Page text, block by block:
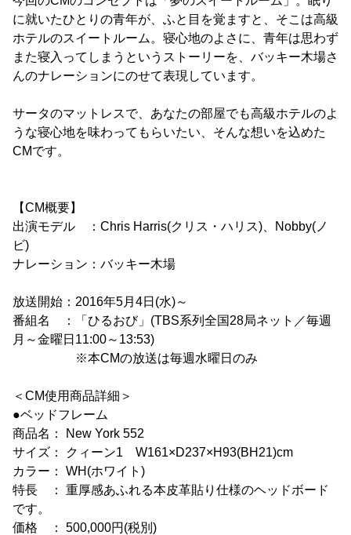
に就いたひとりの青年が、ふと目を覚ますと、そこは高級
ホテルのスイートルーム。寝心地のよさに、青年は思わず
また寝入ってしまうというストーリーを、バッキー木場さ
んのナレーションにのせて表現しています。
サータのマットレスで、あなたの部屋でも高級ホテルのよ
うな寝心地を味わってもらいたい、そんな想いを込めた
CMです。
【CM概要】
出演モデル ：Chris Harris(クリス・ハリス)、Nobby(ノ
ビ)
ナレーション：バッキー木場
放送開始：2016年5月4日(水)～
番組名 ：「ひるおび」(TBS系列全国28局ネット／毎週
月～金曜日11:00～13:53)
※本CMの放送は毎週水曜日のみ
＜CM使用商品詳細＞
●ベッドフレーム
商品名： New York 552
サイズ： クィーン1 W161×D237×H93(BH21)cm
カラー： WH(ホワイト)
特長 ： 重厚感あふれる本皮革貼り仕様のヘッドボード
です。
価格 ： 500,000円(税別)